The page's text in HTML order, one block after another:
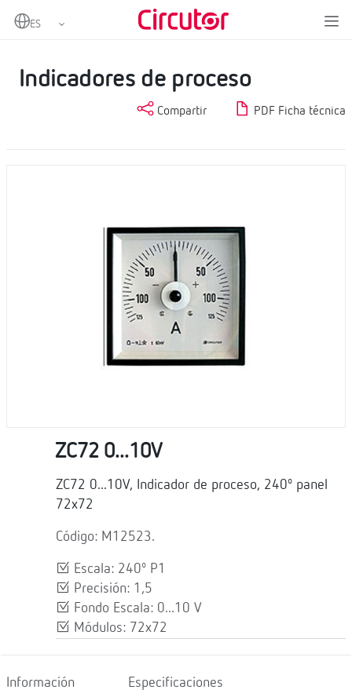
Home Medida y control
Instrumentación analógica
Indicadores de proceso
Compartir PDF Ficha técnica
ZC72 0...10V
ZC72 0...10V, Indicador de proceso, 240º panel
72x72
Código: M12523.
Escala: 240º P1
Precisión: 1,5
Fondo Escala: 0...10 V
Módulos: 72x72
Información Especificaciones